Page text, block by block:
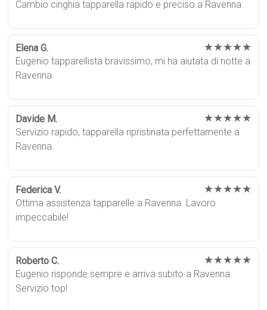
Cambio cinghia tapparella rapido e preciso a Ravenna.
Elena G. ★★★★★
Eugenio tapparellista bravissimo, mi ha aiutata di notte a
Ravenna.
Davide M. ★★★★★
Servizio rapido, tapparella ripristinata perfettamente a
Ravenna.
Federica V. ★★★★★
Ottima assistenza tapparelle a Ravenna. Lavoro
impeccabile!
Roberto C. ★★★★★
Eugenio risponde sempre e arriva subito a Ravenna.
Servizio top!